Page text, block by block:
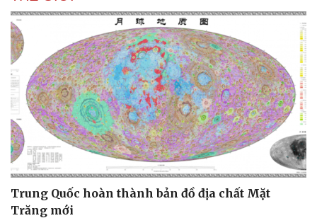
Trung Quốc hoàn thành bản đồ địa chất Mặt
Trăng mới